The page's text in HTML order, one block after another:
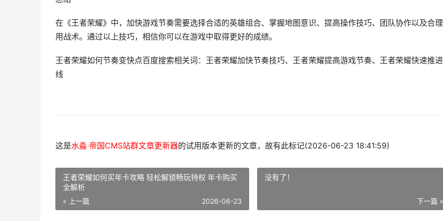
在《王者荣耀》中，加快游戏节奏需要选择合适的英雄组合、掌握地图意识、提高操作技巧、团队协作以及合理
用战术。通过以上技巧，相信你可以在游戏中取得更好的成绩。
王者荣耀如何节奏变快点百度搜索相关词：王者荣耀加快节奏技巧、王者荣耀提高游戏节奏、王者荣耀快速推
线
这是水淼·帝国CMS站群文章更新器的试用版本更新的文章，故有此标记(2026-06-23 18:41:59)
王者荣耀如何买年卡攻略 轻松解锁畅玩特权 年卡购买
全解析
« 上一篇 2026-06-23
没有了！
下一篇 »